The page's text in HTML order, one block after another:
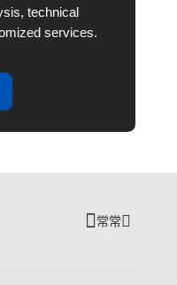
technical
services.
常常